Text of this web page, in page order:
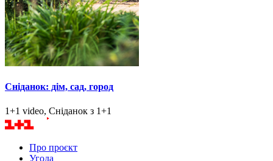
Сніданок: дім, сад, город
1+1 video, Сніданок з 1+1
Про проєкт
Угода